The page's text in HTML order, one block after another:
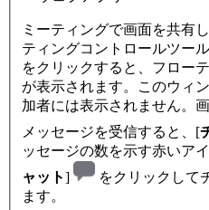
ミーティングで画面を共有
ティングコントロールツー
をクリックすると、フロー
が表示されます。このウィ
加者には表示されません。
メッセージを受信すると、[
ッセージの数を示す赤いア
ャット]
をクリックして
ます。